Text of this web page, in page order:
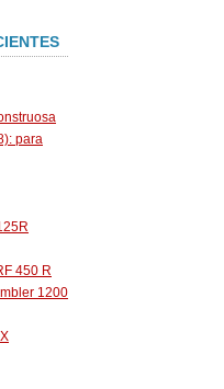
para
450 R
1200